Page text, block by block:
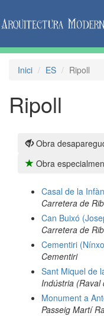
Inici ES Ripoll
Ripoll
Obra
Obra
Casal de la
Carretera de
Can Buixó
Carretera de
Cementiri
Cementiri
Sant Miquel de
Indústria (Raval
Monument a
Passeig Martí